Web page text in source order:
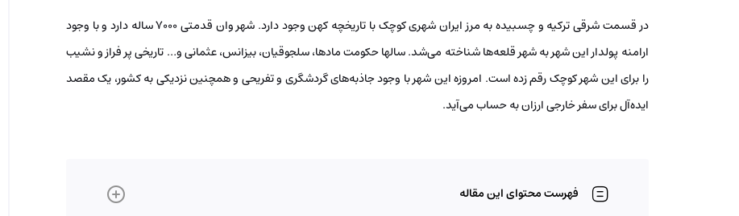
در قسمت شرقی ترکیه و چسبیده به مرز ایران شهری کوچک با تاریخچه کهن وجود دارد. شهر وان قدمتی ۷۰۰۰ ساله دارد و با وجود
ارامنه پولدار این شهر به شهر قلعه‌ها شناخته می‌شد. سالها حکومت مادها، سلجوقیان، بیزانس، عثمانی و… تاریخی پر فراز و نشیب
را برای این شهر کوچک رقم زده است. امروزه این شهر با وجود جاذبه‌های گردشگری و تفریحی و همچنین نزدیکی به کشور، یک مقصد
ایده‌آل برای سفر خارجی ارزان به حساب می‌آید.
فهرست محتوای این مقاله